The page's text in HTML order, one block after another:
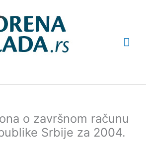
o završnom računu
Srbije za 2004.